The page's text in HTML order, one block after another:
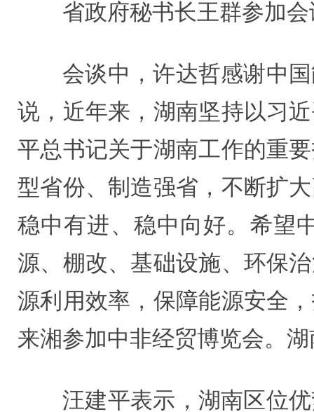
省政府秘书长王群参加
会谈中，许达哲感谢中
说，近年来，湖南坚持以习
平总书记关于湖南工作的重
型省份、制造强省，不断扩
稳中有进、稳中向好。希望
源、棚改、基础设施、环保
源利用效率，保障能源安全
来湘参加中非经贸博览会。
汪建平表示，湖南区位